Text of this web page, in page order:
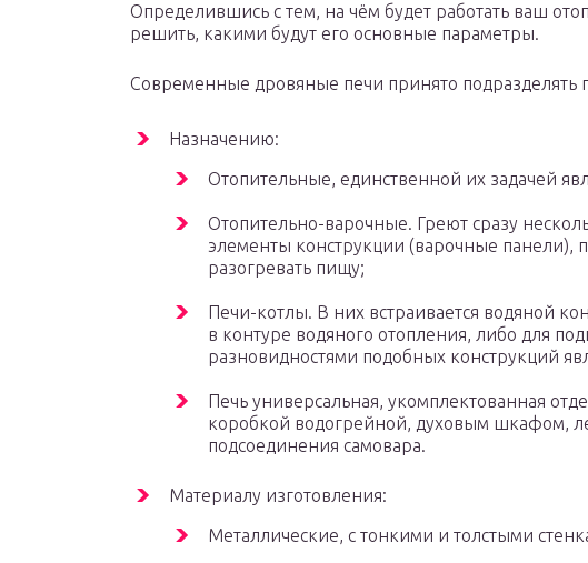
Определившись с тем, на чём будет работать ваш
решить, какими будут его основные параметры.
Современные дровяные печи принято подразделять
Назначению:
Отопительные, единственной их задачей
Отопительно-варочные. Греют сразу
элементы конструкции (варочные панели),
разогревать пищу;
Печи-котлы. В них встраивается водяной
в контуре водяного отопления, либо для
разновидностями подобных конструкций
Печь универсальная, укомплектованная
коробкой водогрейной, духовым шкафом,
подсоединения самовара.
Материалу изготовления:
Металлические, с тонкими и толстыми